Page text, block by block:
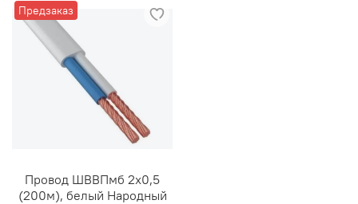
Предзаказ
Провод ШВВПмб 2х0,5
(200м), белый Народный